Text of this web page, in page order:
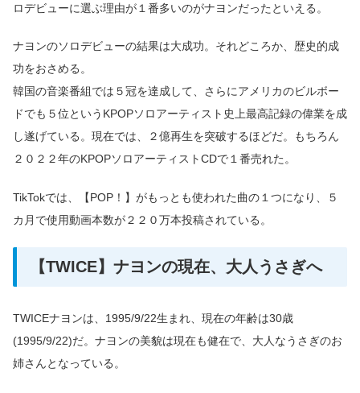
ロデビューに選ぶ理由が１番多いのがナヨンだったといえる。
ナヨンのソロデビューの結果は大成功。それどころか、歴史的成
功をおさめる。
韓国の音楽番組では５冠を達成して、さらにアメリカのビルボー
ドでも５位というKPOPソロアーティスト史上最高記録の偉業を成
し遂げている。現在では、２億再生を突破するほどだ。もちろん
２０２２年のKPOPソロアーティストCDで１番売れた。
TikTokでは、【POP！】がもっとも使われた曲の１つになり、５
カ月で使用動画本数が２２０万本投稿されている。
【TWICE】ナヨンの現在、大人うさぎへ
TWICEナヨンは、1995/9/22生まれ、現在の年齢は30歳
(1995/9/22)だ。ナヨンの美貌は現在も健在で、大人なうさぎのお
姉さんとなっている。